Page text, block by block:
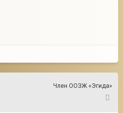
Член ООЗЖ «Эгида»